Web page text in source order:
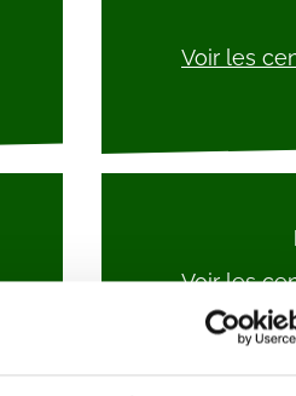
Voir les
Voir les